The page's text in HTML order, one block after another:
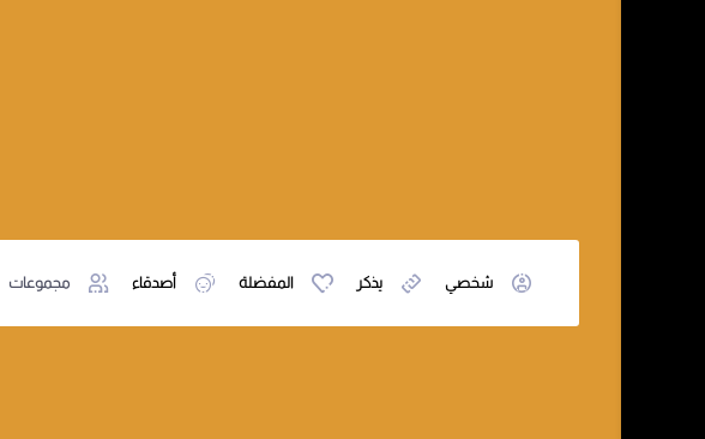
شخصي يذكر المفضلة أصدقاء مجموعات